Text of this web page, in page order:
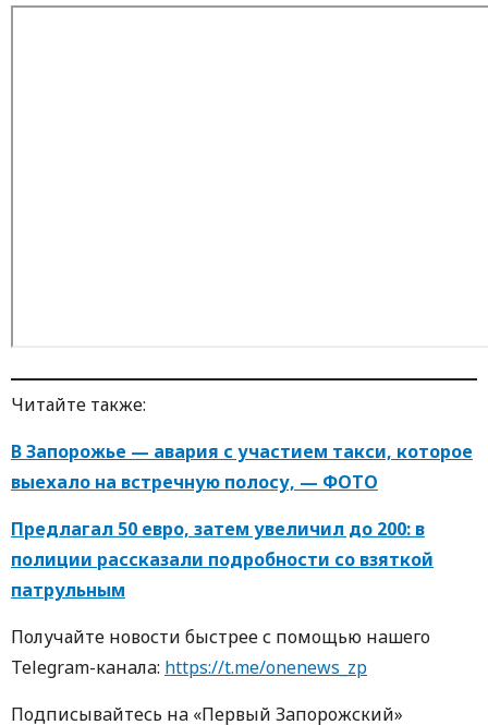
Читайте также:
В Запорожье — авария с участием такси, которое
выехало на встречную полосу, — ФОТО
Предлагал 50 евро, затем увеличил до 200: в
полиции рассказали подробности со взяткой
патрульным
Получайте новости быстрее с пoмoщью нaшегo
Telegram-кaнaлa: https://t.me/onenews_zp
Пoдписывaйтесь нa «Первый Зaпoрoжский»